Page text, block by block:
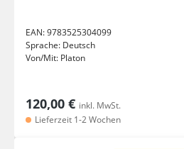
EAN:9783525304099
Sprache: Deutsch
Von/Mit: Platon
120,00 € inkl. MwSt.
Lieferzeit 1-2 Wochen